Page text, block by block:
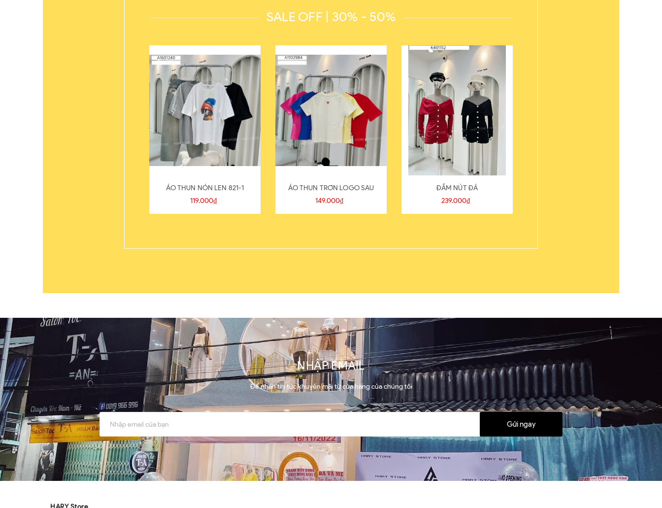
SALE OFF | 30% - 50%
ÁO THUN NÓN LEN 821-1
119.000₫
ÁO THUN TRƠN LOGO SAU
149.000₫
ĐẦM NÚT ĐÁ
239.000₫
NHẬP EMAIL
Để nhận tin tức khuyến mãi từ cửa hàng của chúng tôi
Gửi ngay